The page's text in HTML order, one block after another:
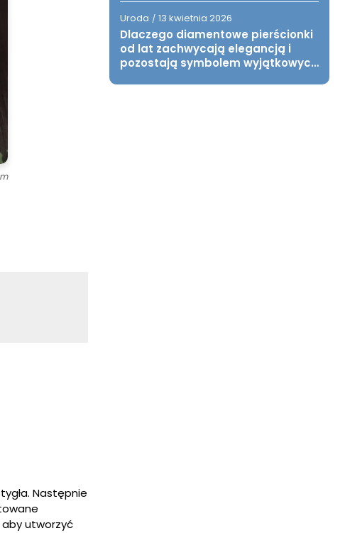
Następnie
aby utworzyć
Uroda / 13 kwietnia 2026
Dlaczego diamentowe pierścionki
od lat zachwycają elegancją i
pozostają symbolem wyjątkowych